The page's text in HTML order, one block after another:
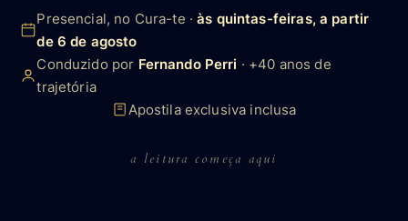
Presencial, no Cura-te ·às quintas-feiras, a partir
de 6 de agosto
Conduzido por Fernando Perri · +40 anos de
trajetória
Apostila exclusiva inclusa
a leitura começa aqui